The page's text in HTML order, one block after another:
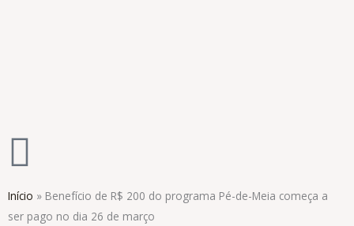
Início » Benefício de R$ 200 do programa Pé-de-Meia começa a
ser pago no dia 26 de março